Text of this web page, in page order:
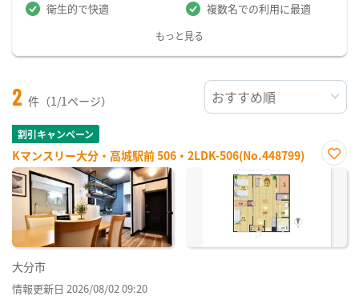
衛生的で快適 複数名での利用に最適
もっと見る
2 件（1/1ページ）
割引キャンペーン
Kマンスリー大分・高城駅前 506・2LDK-506(No.448799)
お気
大分市
情報更新日 2026/08/02 09:20